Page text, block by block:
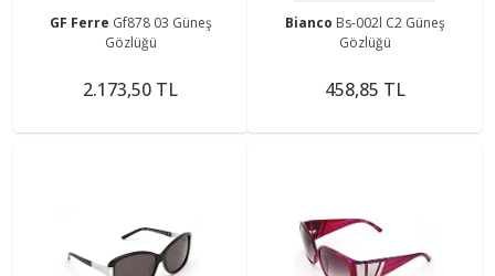
GF Ferre Gf878 03 Güneş
Gözlüğü
2.173,50 TL
Bianco Bs-002l C2 Güneş
Gözlüğü
458,85 TL